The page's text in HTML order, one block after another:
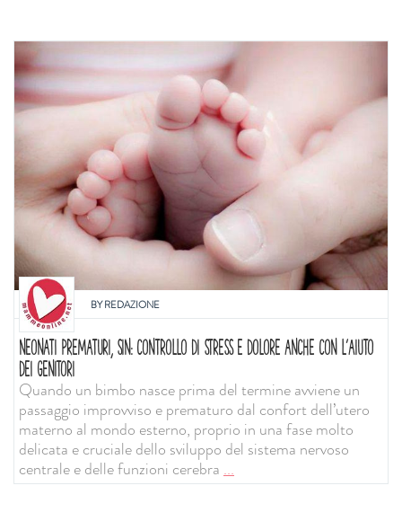
BYREDAZIONE
NEONATI PREMATURI, SIN: CONTROLLO DI STRESS E DOLORE ANCHE CON L'AIUTO
DEI GENITORI
Quando un bimbo nasce prima del termine avviene un
passaggio improvviso e prematuro dal confort dell’utero
materno al mondo esterno, proprio in una fase molto
delicata e cruciale dello sviluppo del sistema nervoso
centrale e delle funzioni cerebra...